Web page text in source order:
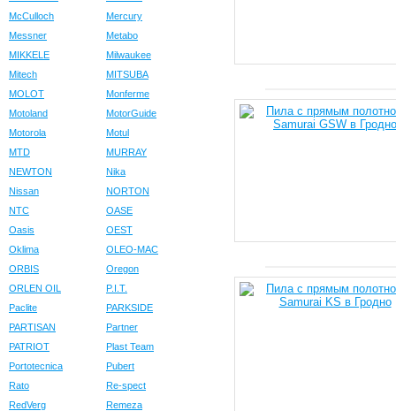
McCulloch
Mercury
Messner
Metabo
MIKKELE
Milwaukee
Mitech
MITSUBA
MOLOT
Monferme
Motoland
MotorGuide
Motorola
Motul
MTD
MURRAY
NEWTON
Nika
Nissan
NORTON
NTC
OASE
Oasis
OEST
Oklima
OLEO-MAC
ORBIS
Oregon
ORLEN OIL
P.I.T.
Paclite
PARKSIDE
PARTISAN
Partner
PATRIOT
Plast Team
Portotecnica
Pubert
Rato
Re-spect
RedVerg
Remeza